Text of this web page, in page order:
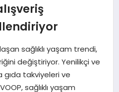
sağlıklı yaşam trendi,
değiştiriyor. Yenilikçi ve
gıda takviyeleri ve
sağlıklı yaşam